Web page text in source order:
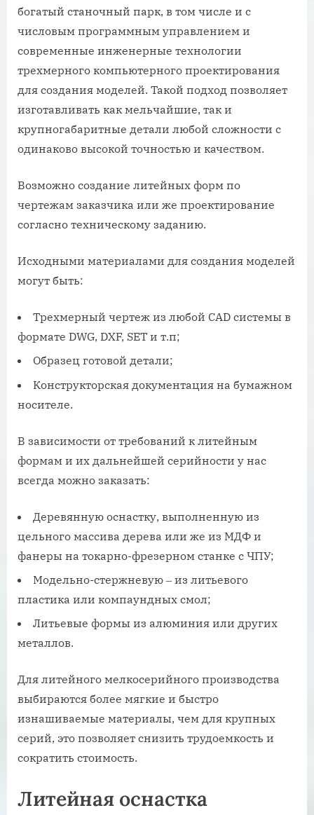
богатый станочный парк, в том числе и с
числовым программным управлением и
современные инженерные технологии
трехмерного компьютерного проектирования
для создания моделей. Такой подход позволяет
изготавливать как мельчайшие, так и
крупногабаритные детали любой сложности с
одинаково высокой точностью и качеством.
Возможно создание литейных форм по
чертежам заказчика или же проектирование
согласно техническому заданию.
Исходными материалами для создания моделей
могут быть:
Трехмерный чертеж из любой CAD системы в
формате DWG, DXF, SET и т.п;
Образец готовой детали;
Конструкторская документация на бумажном
носителе.
В зависимости от требований к литейным
формам и их дальнейшей серийности у нас
всегда можно заказать:
Деревянную оснастку, выполненную из
цельного массива дерева или же из МДФ и
фанеры на токарно-фрезерном станке с ЧПУ;
Модельно-стержневую ‒ из литьевого
пластика или компаундных смол;
Литьевые формы из алюминия или других
металлов.
Для литейного мелкосерийного производства
выбираются более мягкие и быстро
изнашиваемые материалы, чем для крупных
серий, это позволяет снизить трудоемкость и
сократить стоимость.
Литейная оснастка